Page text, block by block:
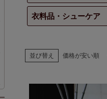
衣料品・シューケア
並び替え 価格が安い順